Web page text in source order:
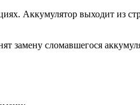
Аккумулятор выходит из
сломавшегося